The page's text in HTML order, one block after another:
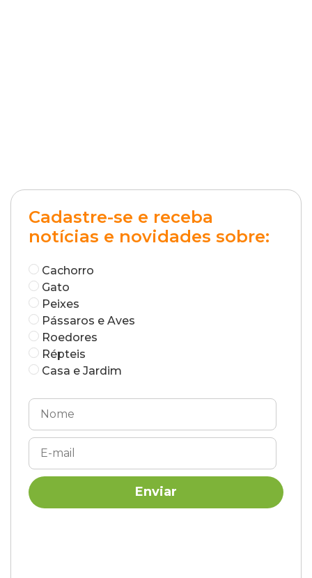
Cadastre-se e receba
notícias e novidades sobre:
Cachorro
Gato
Peixes
Pássaros e Aves
Roedores
Répteis
Casa e Jardim